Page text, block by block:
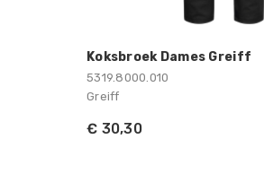
Koksbroek Dames Greiff
5319.8000.010
Greiff
€ 30,30